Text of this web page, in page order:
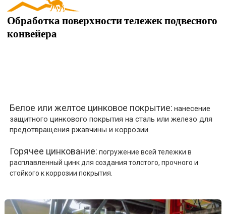
Обработка поверхности тележек подвесного
конвейера
Белое или желтое цинковое покрытие: нанесение
защитного цинкового покрытия на сталь или железо для
предотвращения ржавчины и коррозии.
Горячее цинкование: погружение всей тележки в
расплавленный цинк для создания толстого, прочного и
стойкого к коррозии покрытия.